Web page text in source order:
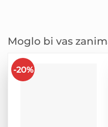
Moglo bi vas
-20%